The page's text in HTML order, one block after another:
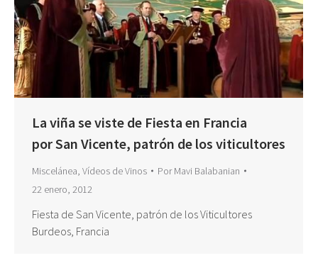
La viña se viste de Fiesta en Francia
por San Vicente, patrón de los viticultores
Miscelánea Vídeos de Vinos PorMavi Balabanian
22 enero, 2012
Fiesta de San Vicente, patrón de los Viticultores
Burdeos, Francia